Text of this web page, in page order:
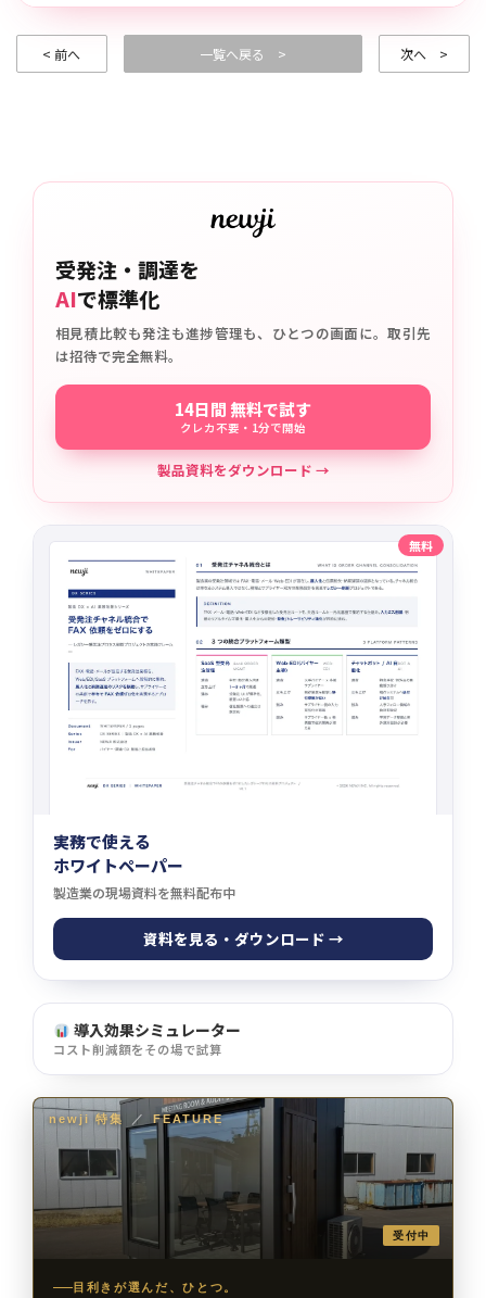
< 前へ 一覧へ戻る > 次へ >
受発注・調達を
AIで標準化
相見積比較も発注も進捗管理も、ひとつの画面に。取引先
は招待で完全無料。
14日間 無料で試す
クレカ不要・1分で開始
製品資料をダウンロード →
無料
実務で使える
ホワイトペーパー
製造業の現場資料を無料配布中
資料を見る・ダウンロード →
導入効果シミュレーター
コスト削減額をその場で試算
newji 特集 ／ FEATURE
受付中
目利きが選んだ、ひとつ。